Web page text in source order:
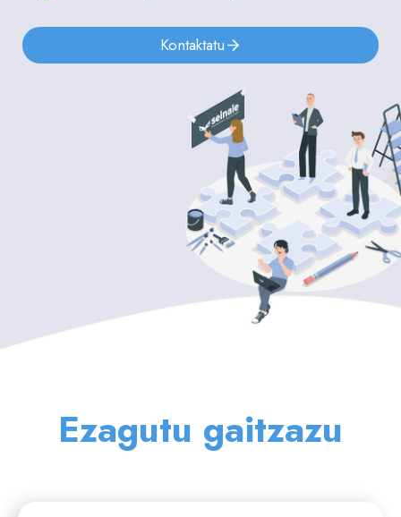
Kontaktatu
Ezagutu gaitzazu